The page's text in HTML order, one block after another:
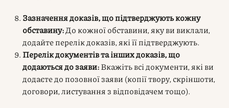
Зазначення доказів, що підтверджують кожну
обставину:До кожної обставини, яку ви виклали,
додайте перелік доказів, які її підтверджують.
Перелік документів та інших доказів, що
додаються до заяви:Вкажіть всі документи, які ви
додаєте до позовної заяви (копії твору, скріншоти,
договори, листування з відповідачем тощо).